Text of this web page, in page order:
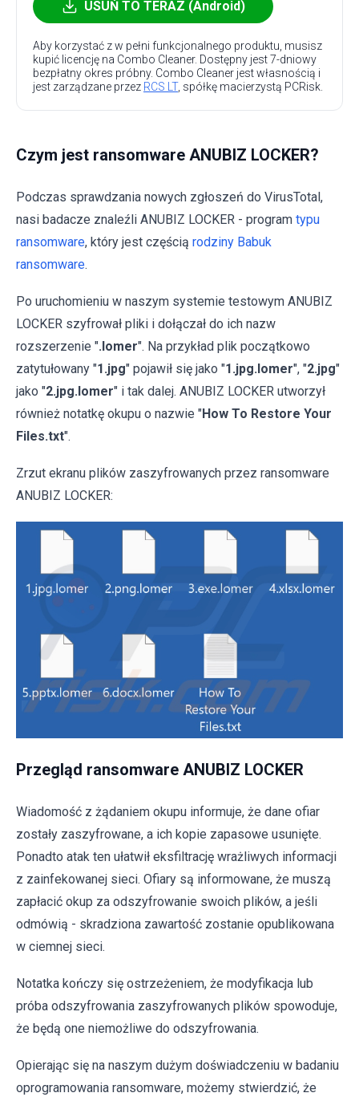
USUŃ TO TERAZ (Android)
Aby korzystać z w pełni funkcjonalnego produktu, musisz
kupić licencję na Combo Cleaner. Dostępny jest 7-dniowy
bezpłatny okres próbny. Combo Cleaner jest własnością i
jest zarządzane przez RCS LT, spółkę macierzystą PCRisk.
Czym jest ransomware ANUBIZ LOCKER?
Podczas sprawdzania nowych zgłoszeń do VirusTotal,
nasi badacze znaleźli ANUBIZ LOCKER - program typu
ransomware, który jest częścią rodziny Babuk
ransomware.
Po uruchomieniu w naszym systemie testowym ANUBIZ
LOCKER szyfrował pliki i dołączał do ich nazw
rozszerzenie ".lomer". Na przykład plik początkowo
zatytułowany "1.jpg" pojawił się jako "1.jpg.lomer", "2.jpg"
jako "2.jpg.lomer" i tak dalej. ANUBIZ LOCKER utworzył
również notatkę okupu o nazwie "How To Restore Your
Files.txt".
Zrzut ekranu plików zaszyfrowanych przez ransomware
ANUBIZ LOCKER:
Przegląd ransomware ANUBIZ LOCKER
Wiadomość z żądaniem okupu informuje, że dane ofiar
zostały zaszyfrowane, a ich kopie zapasowe usunięte.
Ponadto atak ten ułatwił eksfiltrację wrażliwych informacji
z zainfekowanej sieci. Ofiary są informowane, że muszą
zapłacić okup za odszyfrowanie swoich plików, a jeśli
odmówią - skradziona zawartość zostanie opublikowana
w ciemnej sieci.
Notatka kończy się ostrzeżeniem, że modyfikacja lub
próba odszyfrowania zaszyfrowanych plików spowoduje,
że będą one niemożliwe do odszyfrowania.
Opierając się na naszym dużym doświadczeniu w badaniu
oprogramowania ransomware, możemy stwierdzić, że